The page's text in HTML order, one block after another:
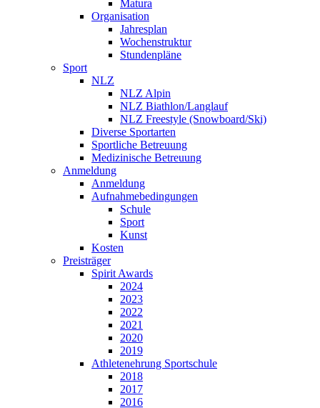
Matura
Organisation
Jahresplan
Wochenstruktur
Stundenpläne
Sport
NLZ
NLZ Alpin
NLZ Biathlon/Langlauf
NLZ Freestyle (Snowboard/Ski)
Diverse Sportarten
Sportliche Betreuung
Medizinische Betreuung
Anmeldung
Anmeldung
Aufnahmebedingungen
Schule
Sport
Kunst
Kosten
Preisträger
Spirit Awards
2024
2023
2022
2021
2020
2019
Athletenehrung Sportschule
2018
2017
2016